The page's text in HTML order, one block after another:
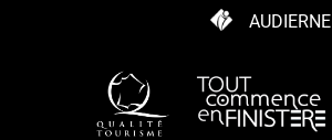
AUDIERNE
WIE KANN ICH KOMMEN?